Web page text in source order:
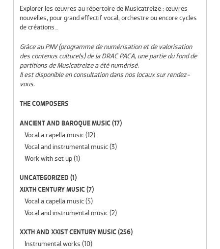
Explorer les œuvres au répertoire de Musicatreize : œuvres
nouvelles, pour grand effectif vocal, orchestre ou encore cycles
de créations…
Grâce au PNV (programme de numérisation et de valorisation
des contenus culturels) de la DRAC PACA, une partie du fond de
partitions de Musicatreize a été numérisé.
Il est disponible en consultation dans nos locaux sur rendez-
vous.
THE COMPOSERS
ANCIENT AND BAROQUE MUSIC(17)
Vocal a capella music(12)
Vocal and instrumental music(3)
Work with set up(1)
UNCATEGORIZED (1)
XIXTH CENTURY MUSIC(7)
Vocal a capella music(5)
Vocal and instrumental music(2)
XXTH AND XXIST CENTURY MUSIC(256)
Instrumental works (10)